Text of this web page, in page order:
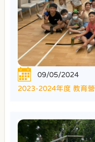
09/05/2024
2023-2024年度 教育營